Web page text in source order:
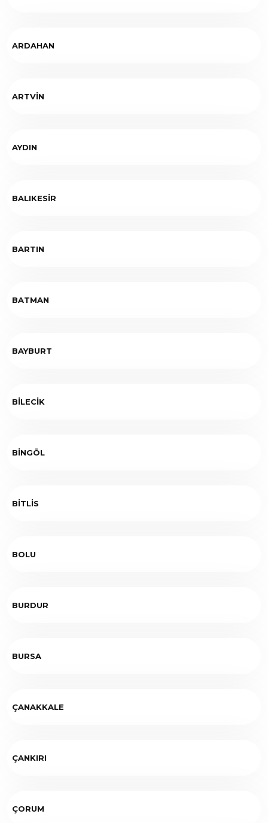
ARDAHAN
ARTVİN
AYDIN
BALIKESİR
BARTIN
BATMAN
BAYBURT
BİLECİK
BİNGÖL
BİTLİS
BOLU
BURDUR
BURSA
ÇANAKKALE
ÇANKIRI
ÇORUM